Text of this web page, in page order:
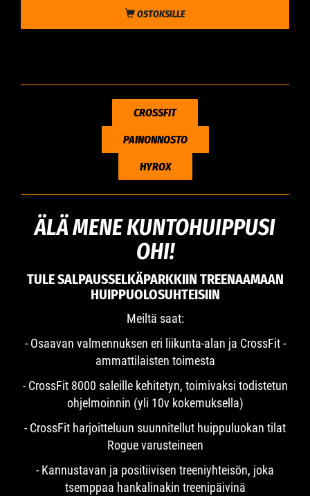
OSTOKSILLE
CROSSFIT
PAINONNOSTO
HYROX
ÄLÄ MENE KUNTOHUIPPUSI
OHI!
TULE SALPAUSSELKÄPARKKIIN TREENAAMAAN
HUIPPUOLOSUHTEISIIN
Meiltä saat:
- Osaavan valmennuksen eri liikunta-alan ja CrossFit -
ammattilaisten toimesta
- CrossFit 8000 saleille kehitetyn, toimivaksi todistetun
ohjelmoinnin (yli 10v kokemuksella)
- CrossFit harjoitteluun suunnitellut huippuluokan tilat
Rogue varusteineen
- Kannustavan ja positiivisen treeniyhteisön, joka
tsemppaa hankalinakin treenipäivinä